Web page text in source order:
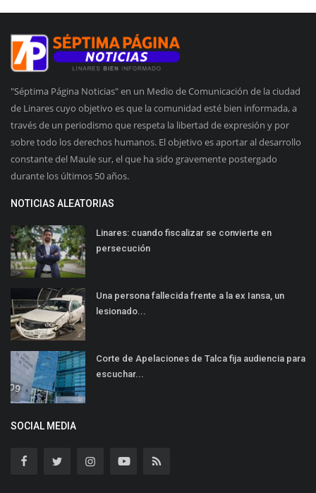
"Séptima Página Noticias" en un Medio de Comunicación de la ciudad
de Linares cuyo objetivo es que la comunidad esté bien informada, a
través de un periodismo que respeta la libertad de expresión y por
sobre todo los derechos humanos. El objetivo es aportar al desarrollo
constante del Maule sur, el que ha sido gravemente postergado
durante los últimos 50 años.
NOTICIAS ALEATORIAS
Linares: cuando fiscalizar se convierte en
persecución
Una persona fallecida frente a la ex Iansa, un
lesionado...
Corte de Apelaciones de Talca fija audiencia para
escuchar...
SOCIAL MEDIA